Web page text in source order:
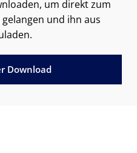
um direkt zum
und ihn aus
Download